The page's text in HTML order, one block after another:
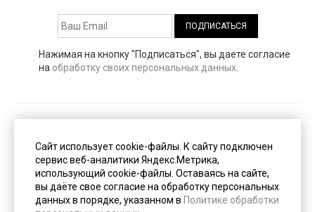
Нажимая на кнопку "Подписаться", вы даете согласие
на обработку своих персональных данных
Пользовательское соглашение
Сайт использует cookie-файлы. К cайту подключен
сервис веб-аналитики Яндекс.Метрика,
использующий cookie-файлы. Оставаясь на сайте,
вы даёте свое согласие на обработку персональных
данных в порядке, указанном в Политике обработки